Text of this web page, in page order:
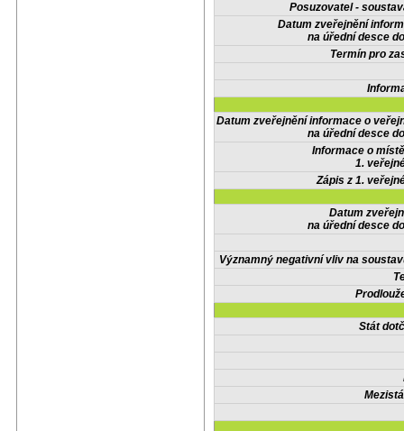
Posuzovatel -
Datum zveřejnění
na úřední desce
Termín pro
Datum zveřejnění informace o
na úřední desce
Informace o
1.
Zápis z 1.
Datum
na úřední desce
Významný negativní vliv na
Stát